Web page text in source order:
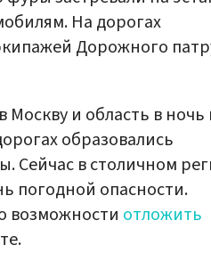
На дорогах
Дорожного
и область в ночь
образовались
Сейчас в столичном
погодной опасности.
возможности отложить